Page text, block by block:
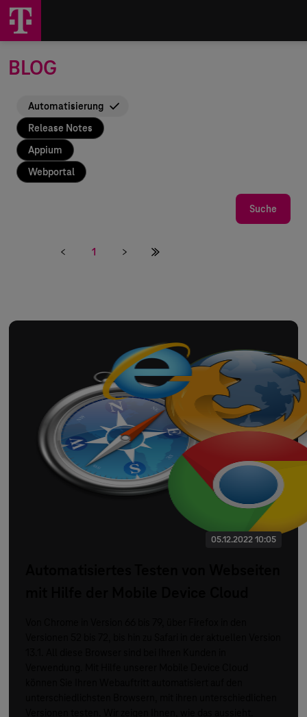
BLOG
Automatisierung
Release Notes
Appium
Webportal
Suche
1
05.12.2022 10:05